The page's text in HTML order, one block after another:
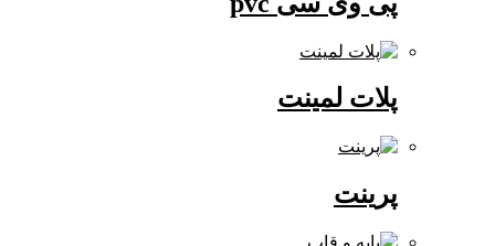
پلات لمینت